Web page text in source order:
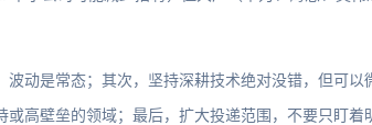
波动是常态；其次，坚持深耕技术绝对没错，但可
或高壁垒的领域；最后，扩大投递范围，不要只盯